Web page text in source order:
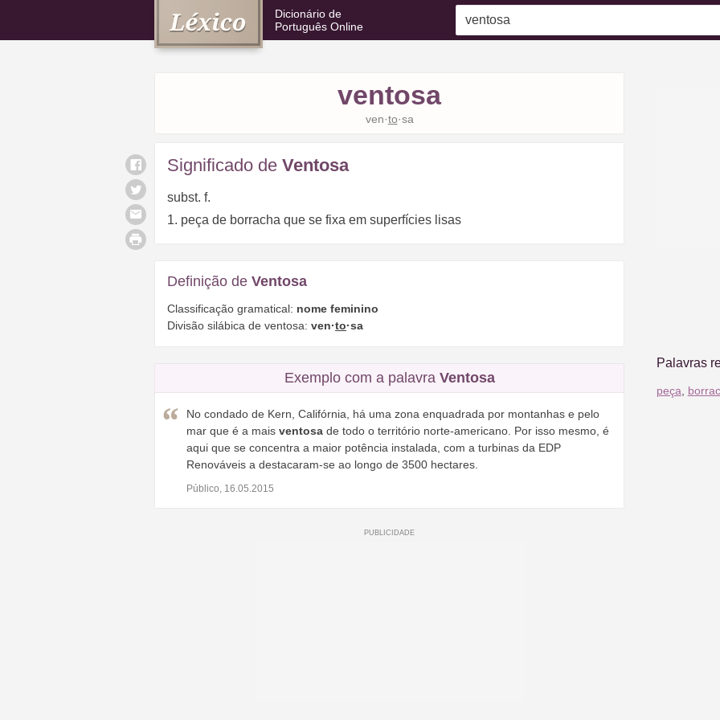
Dicionário de
Português Online
ventosa
ven·to·sa
Significado de Ventosa
subst. f.
1. peça de borracha que se fixa em superfícies lisas
Definição de Ventosa
Classificação gramatical: nome feminino
Divisão silábica de ventosa: ven·to·sa
Exemplo com a palavra Ventosa
No condado de Kern, Califórnia, há uma zona enquadrada por montanhas e pelo
mar que é a mais ventosa de todo o território norte-americano. Por isso mesmo, é
aqui que se concentra a maior potência instalada, com a turbinas da EDP
Renováveis a destacaram-se ao longo de 3500 hectares.
Público, 16.05.2015
Palavras
peça